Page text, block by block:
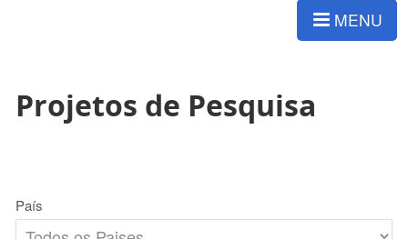
MENU
Projetos de Pesquisa
País